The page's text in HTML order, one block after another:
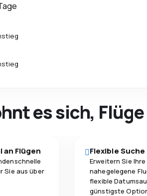
es sich,
an Flügen
Sie aus über
Flexible Suche
Erweitern Sie
nahegelegene
flexible
günstigste